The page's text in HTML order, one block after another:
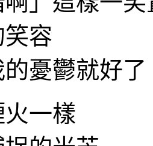
容
憂鬱就好了
一樣